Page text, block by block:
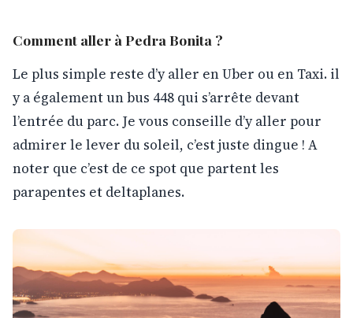
Comment aller à Pedra Bonita ?
Le plus simple reste d’y aller en Uber ou en Taxi. il
y a également un bus 448 qui s’arrête devant
l’entrée du parc. Je vous conseille d’y aller pour
admirer le lever du soleil, c’est juste dingue ! A
noter que c’est de ce spot que partent les
parapentes et deltaplanes.